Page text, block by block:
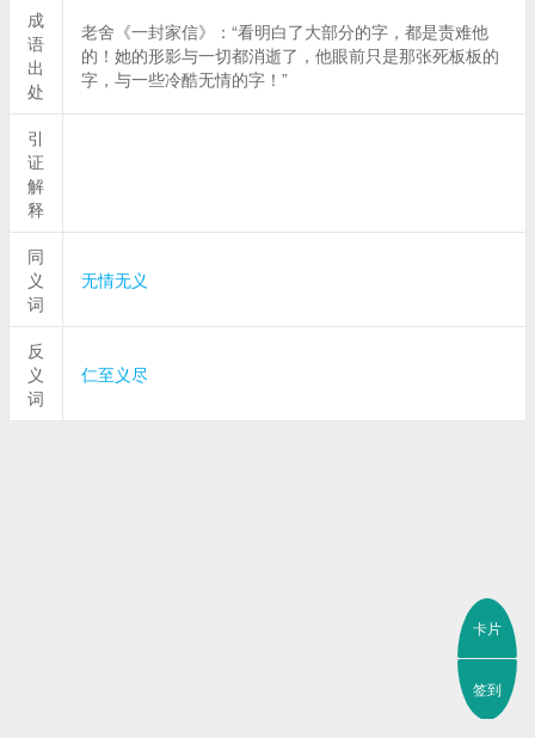
成
语
出
处
老舍《一封家信》：“看明白了大部分的字，都是责难他
的！她的形影与一切都消逝了，他眼前只是那张死板板的
字，与一些冷酷无情的字！”
引
证
解
释
同
义
词
无情无义
反
义
词
仁至义尽
卡片
签到